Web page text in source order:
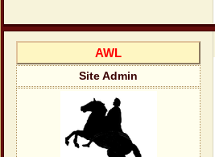
AWL
Site Admin